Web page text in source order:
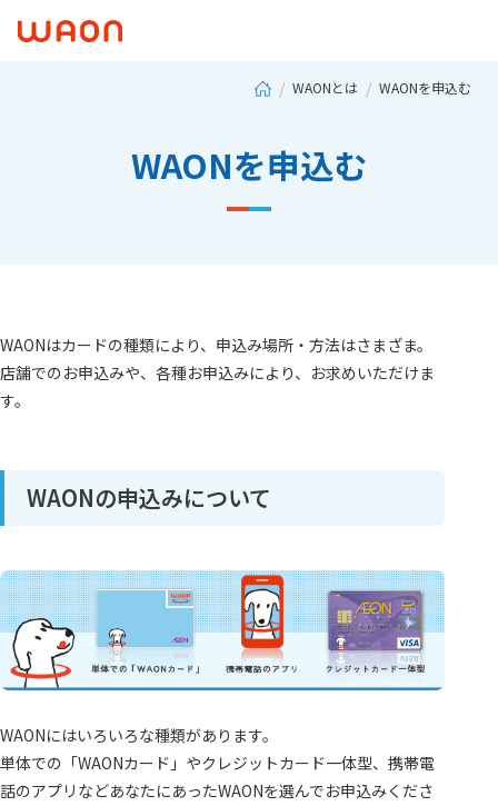
WAONとは WAONを申込む
WAONを申込む
WAONはカードの種類により、申込み場所・方法はさまざま。
店舗でのお申込みや、各種お申込みにより、お求めいただけま
す。
WAONの申込みについて
WAONにはいろいろな種類があります。
単体での「WAONカード」やクレジットカード一体型、携帯電
話のアプリなどあなたにあったWAONを選んでお申込みくださ